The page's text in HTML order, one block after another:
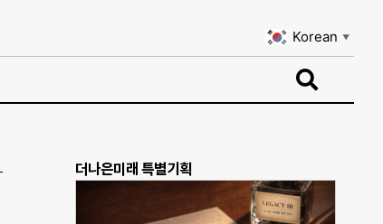
Korean ▼
더나은미래 특별기획